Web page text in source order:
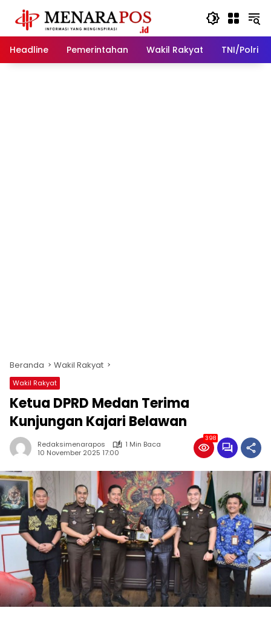
konten
Headline
Pemerintahan Wakil Rakyat TNI/Polri
Beranda Wakil Rakyat
Wakil Rakyat
Ketua DPRD Medan Terima
Kunjungan Kajari Belawan
Redaksimenarapos
1 Min Baca
10 November 2025 17:00
398